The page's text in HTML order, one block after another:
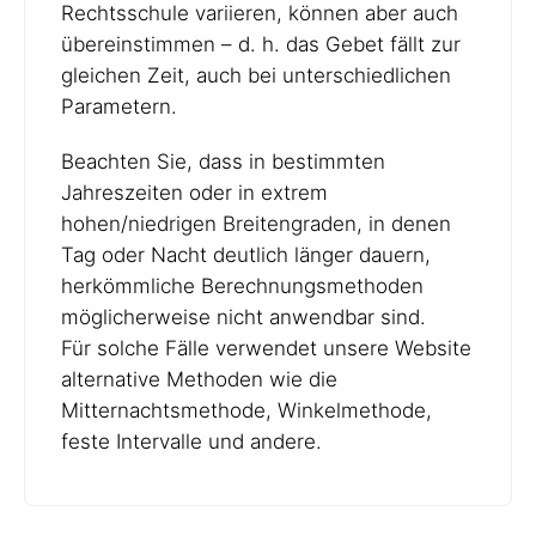
Rechtsschule variieren, können aber auch
übereinstimmen – d. h. das Gebet fällt zur
gleichen Zeit, auch bei unterschiedlichen
Parametern.
Beachten Sie, dass in bestimmten
Jahreszeiten oder in extrem
hohen/niedrigen Breitengraden, in denen
Tag oder Nacht deutlich länger dauern,
herkömmliche Berechnungsmethoden
möglicherweise nicht anwendbar sind.
Für solche Fälle verwendet unsere Website
alternative Methoden wie die
Mitternachtsmethode, Winkelmethode,
feste Intervalle und andere.